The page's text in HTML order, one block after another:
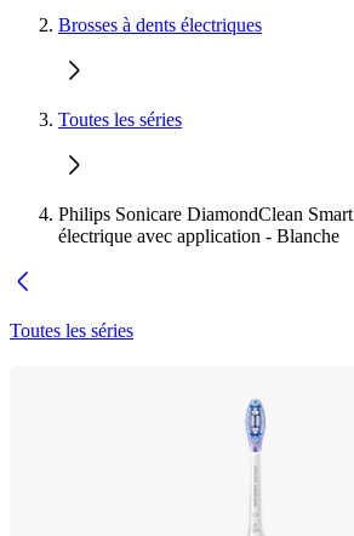
Brosses à dents électriques
Toutes les séries
Philips Sonicare DiamondClean
électrique avec application - Blanche
Toutes les séries